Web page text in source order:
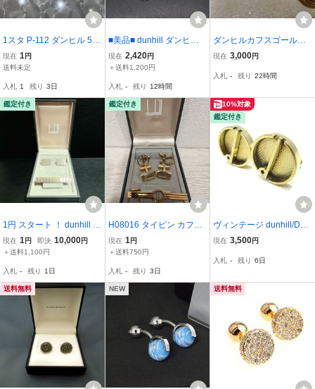
1スタ P-112 ダンヒル 5点
セット タイピン カフス
ネクタイピン ネクタイピ
メンズ ビジネス GP ゴー
ルド
現在 1円
送料未定
入札 1 残り 3日
■美品■ dunhill ダンヒル
カフスボタン カフリンク
ス チェーン アクセサリー
93
現在 2,420円
＋送料1,200円
入札 - 残り 12時間
ダンヒルカフスゴール
ド 肥後象眼カフス
現在 3,000円
入札 - 残り 22時間
鑑定付き
1円 スタート ！ dunhill ダ
ンヒル カフス タイピン
セット ゴールド×シルバ
物 ネクタイピン カフリン
クス
現在 1円 即決 10,000円
＋送料1,100円
入札 - 残り 1日
鑑定付き
H08016 タイピン カフス
まとめ 4点 Dunhillダンヒ
ル ネクタイピン カフスボ
ト
現在 1 円
＋送料750円
入札 - 残り 3日
10%対象
鑑定付き
ヴィンテージ dunhill/DU
NHILL/ダンヒル スターリ
5 カフス/カフリンク
ールマーク/刻印
現在 3,500円
入札 - 残り 6日
送料無料 NEW 送料無料